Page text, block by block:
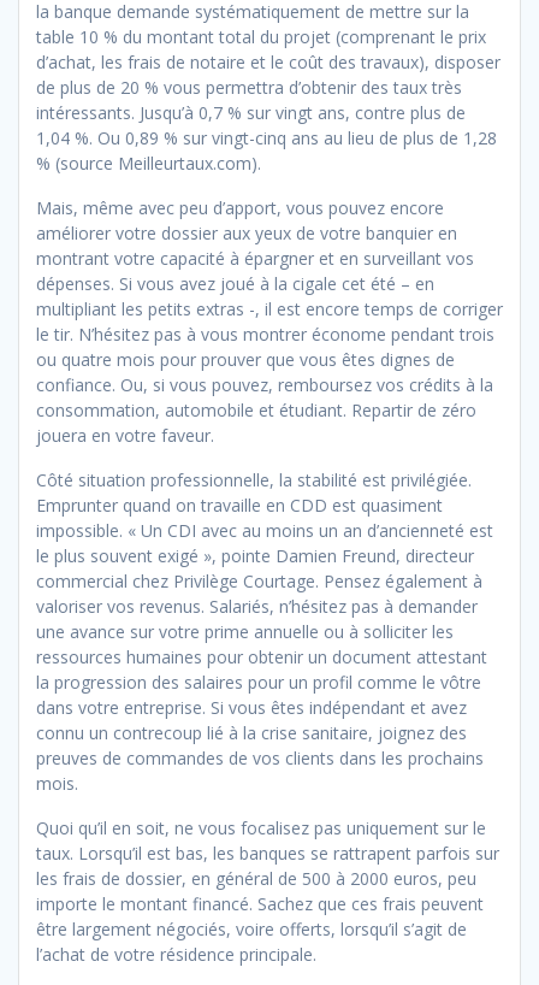
la banque demande systématiquement de mettre sur la
table 10 % du montant total du projet (comprenant le prix
d’achat, les frais de notaire et le coût des travaux), disposer
de plus de 20 % vous permettra d’obtenir des taux très
intéressants. Jusqu’à 0,7 % sur vingt ans, contre plus de
1,04 %. Ou 0,89 % sur vingt-cinq ans au lieu de plus de 1,28
% (source Meilleurtaux.com).
Mais, même avec peu d’apport, vous pouvez encore
améliorer votre dossier aux yeux de votre banquier en
montrant votre capacité à épargner et en surveillant vos
dépenses. Si vous avez joué à la cigale cet été – en
multipliant les petits extras -, il est encore temps de corriger
le tir. N’hésitez pas à vous montrer économe pendant trois
ou quatre mois pour prouver que vous êtes dignes de
confiance. Ou, si vous pouvez, remboursez vos crédits à la
consommation, automobile et étudiant. Repartir de zéro
jouera en votre faveur.
Côté situation professionnelle, la stabilité est privilégiée.
Emprunter quand on travaille en CDD est quasiment
impossible. « Un CDI avec au moins un an d’ancienneté est
le plus souvent exigé », pointe Damien Freund, directeur
commercial chez Privilège Courtage. Pensez également à
valoriser vos revenus. Salariés, n’hésitez pas à demander
une avance sur votre prime annuelle ou à solliciter les
ressources humaines pour obtenir un document attestant
la progression des salaires pour un profil comme le vôtre
dans votre entreprise. Si vous êtes indépendant et avez
connu un contrecoup lié à la crise sanitaire, joignez des
preuves de commandes de vos clients dans les prochains
mois.
Quoi qu’il en soit, ne vous focalisez pas uniquement sur le
taux. Lorsqu’il est bas, les banques se rattrapent parfois sur
les frais de dossier, en général de 500 à 2000 euros, peu
importe le montant financé. Sachez que ces frais peuvent
être largement négociés, voire offerts, lorsqu’il s’agit de
l’achat de votre résidence principale.